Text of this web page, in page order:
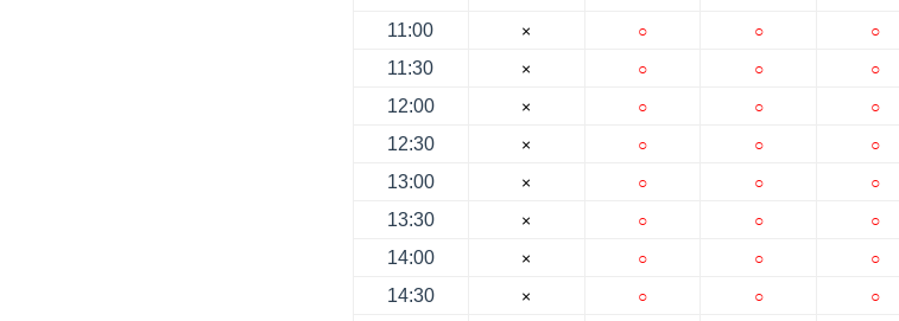
11:00
11:30
12:00
12:30
13:00
13:30
14:00
14:30
×
×
×
×
×
×
×
×
○
○
○
○
○
○
○
○
○
○
○
○
○
○
○
○
○
○
○
○
○
○
○
○